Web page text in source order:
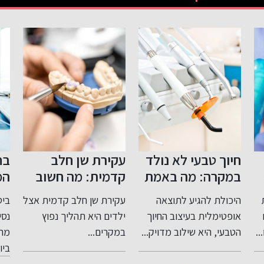
עקירת שן חלב
קדמית: מה חשוב
לדעת?
עקירת שן חלב קדמית אצל
ילדים היא תהליך נפוץ
במקרים...
בחירת הביטוח
המתאים לחיים
ביטוח נסיעות חו"ל ביטוח
נסיעות חו"ל הוא אחד
מהביטוחים החשובים